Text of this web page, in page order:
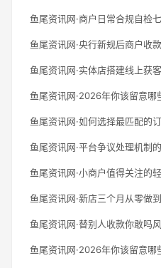
鱼尾资讯网·商户日常合规自检
鱼尾资讯网·央行新规后商户收
鱼尾资讯网·实体店搭建线上获
鱼尾资讯网·2026年你该留意哪
鱼尾资讯网·如何选择最匹配的
鱼尾资讯网·平台争议处理机制
鱼尾资讯网·小商户值得关注的
鱼尾资讯网·新店三个月从零做
鱼尾资讯网·替别人收款你敢吗
鱼尾资讯网·2026年你该留意哪